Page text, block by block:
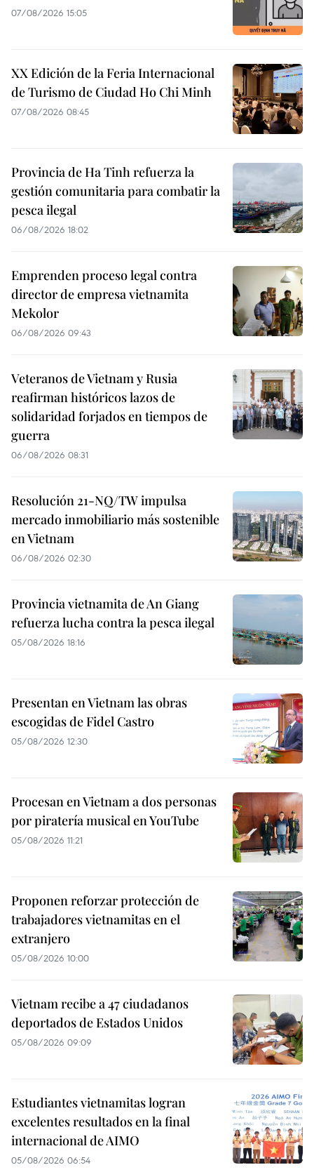
07/08/2026 15:05
XX Edición de la Feria Internacional
de Turismo de Ciudad Ho Chi Minh
07/08/2026 08:45
Provincia de Ha Tinh refuerza la
gestión comunitaria para combatir la
pesca ilegal
06/08/2026 18:02
Emprenden proceso legal contra
director de empresa vietnamita
Mekolor
06/08/2026 09:43
Veteranos de Vietnam y Rusia
reafirman históricos lazos de
solidaridad forjados en tiempos de
guerra
06/08/2026 08:31
Resolución 21-NQ/TW impulsa
mercado inmobiliario más sostenible
en Vietnam
06/08/2026 02:30
Provincia vietnamita de An Giang
refuerza lucha contra la pesca ilegal
05/08/2026 18:16
Presentan en Vietnam las obras
escogidas de Fidel Castro
05/08/2026 12:30
Procesan en Vietnam a dos personas
por piratería musical en YouTube
05/08/2026 11:21
Proponen reforzar protección de
trabajadores vietnamitas en el
extranjero
05/08/2026 10:00
Vietnam recibe a 47 ciudadanos
deportados de Estados Unidos
05/08/2026 09:09
Estudiantes vietnamitas logran
excelentes resultados en la final
internacional de AIMO
05/08/2026 06:54